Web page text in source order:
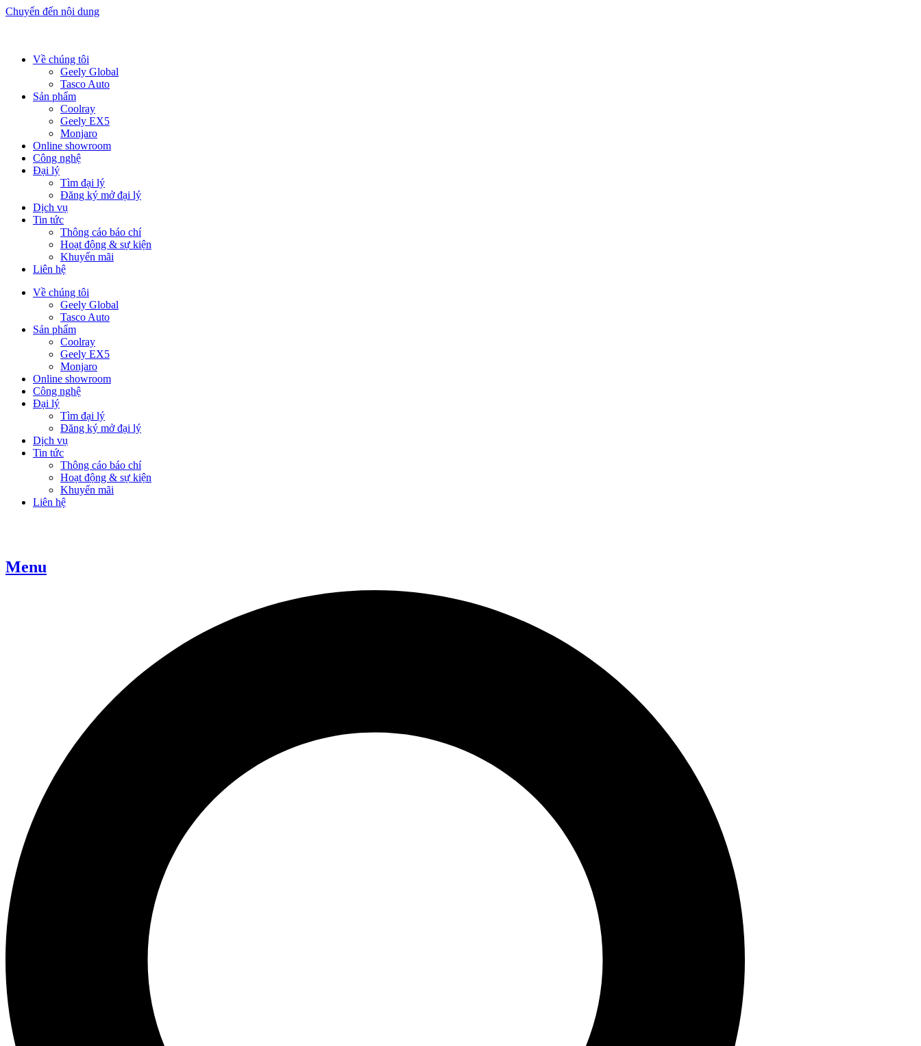
Chuyển đến nội dung
Về chúng tôi
Geely Global
Tasco Auto
Sản phẩm
Coolray
Geely EX5
Monjaro
Online showroom
Công nghệ
Đại lý
Tìm đại lý
Đăng ký mở đại lý
Dịch vụ
Tin tức
Thông cáo báo chí
Hoạt động & sự kiện
Khuyến mãi
Liên hệ
Về chúng tôi
Geely Global
Tasco Auto
Sản phẩm
Coolray
Geely EX5
Monjaro
Online showroom
Công nghệ
Đại lý
Tìm đại lý
Đăng ký mở đại lý
Dịch vụ
Tin tức
Thông cáo báo chí
Hoạt động & sự kiện
Khuyến mãi
Liên hệ
Menu